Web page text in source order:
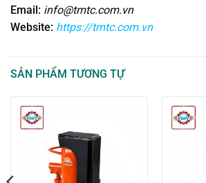
Email: info@tmtc.com.vn
Website: https://tmtc.com.vn
SẢN PHẨM TƯƠNG TỰ